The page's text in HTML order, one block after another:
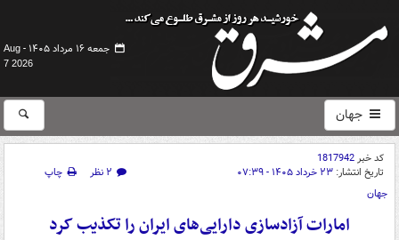
جمعه ۱۶ مرداد ۱۴۰۵ -
Aug
7 2026
جهان
کد خبر1817942
تاریخ انتشار: ۲۳ خرداد ۱۴۰۵ - ۰۷:۳۹ ۲ نظر
چاپ
جهان
امارات آزادسازی دارایی‌های ایران را تکذیب کرد